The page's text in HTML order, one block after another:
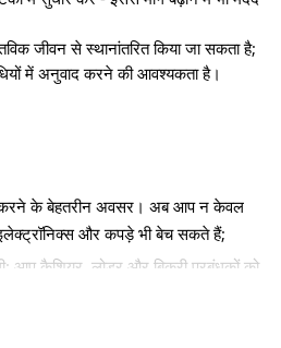
जीवन से स्थानांतरित किया जा सकता है;
में अनुवाद करने की आवश्यकता है।
करने के बेहतरीन अवसर। अब आप न केवल
और कपड़े भी बेच सकते हैं;
आप कैशियर, लोडर और बिक्री प्रबंधकों को
कार्य शेड्यूल और दक्षता को नियंत्रित